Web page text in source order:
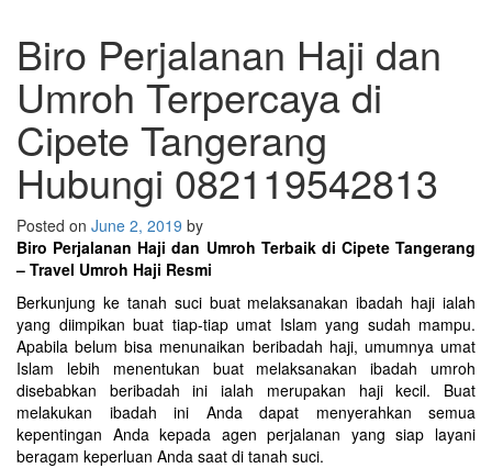
Biro Perjalanan Haji dan
Umroh Terpercaya di
Cipete Tangerang
Hubungi 082119542813
Posted on June 2, 2019 by
Biro Perjalanan Haji dan Umroh Terbaik di Cipete Tangerang
– Travel Umroh Haji Resmi
Berkunjung ke tanah suci buat melaksanakan ibadah haji ialah
yang diimpikan buat tiap-tiap umat Islam yang sudah mampu.
Apabila belum bisa menunaikan beribadah haji, umumnya umat
Islam lebih menentukan buat melaksanakan ibadah umroh
disebabkan beribadah ini ialah merupakan haji kecil. Buat
melakukan ibadah ini Anda dapat menyerahkan semua
kepentingan Anda kepada agen perjalanan yang siap layani
beragam keperluan Anda saat di tanah suci.